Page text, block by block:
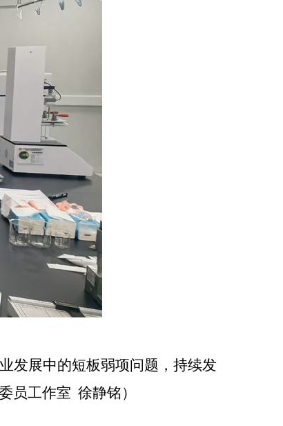
发展中的短板弱项问题，持续发
员工作室 徐静铭）